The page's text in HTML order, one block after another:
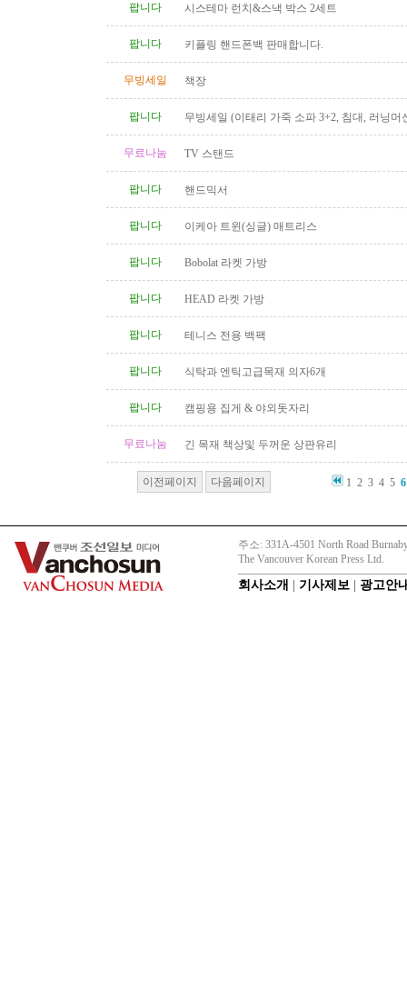
팝니다 시스테마 런치&스낵 박스 2세트
팝니다 키플링 핸드폰백 판매합니다.
무빙세일 책장
팝니다 무빙세일 (이태리 가죽 소파 3+2, 침대, 러닝머
무료나눔 TV 스탠드
팝니다 핸드믹서
팝니다 이케아 트윈(싱글) 매트리스
팝니다 Bobolat 라켓 가방
팝니다 HEAD 라켓 가방
팝니다 테니스 전용 백팩
팝니다 식탁과 엔틱고급목재 의자6개
팝니다 캠핑용 집게 & 야외돗자리
무료나눔 긴 목재 책상및 두꺼운 상판유리
이전페이지 다음페이지 1 2 3 4 5 6
주소: 331A-4501 North Road
The Vancouver Korean Press Ltd.
회사소개 기사제보 광고안